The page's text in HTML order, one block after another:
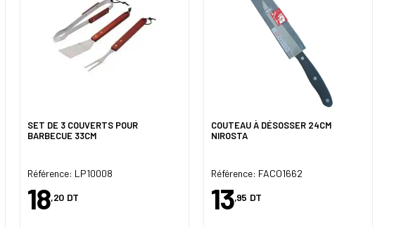
SET DE 3 COUVERTS POUR
BARBECUE 33CM
Référence: LP10008
18,20 DT
COUTEAU À DÉSOSSER 24CM
NIROSTA
Référence: FACO1662
13,95 DT